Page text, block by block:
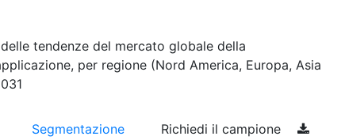
tendenze del mercato globale della
per regione (Nord America, Europa, Asia
Segmentazione Richiedi il campione